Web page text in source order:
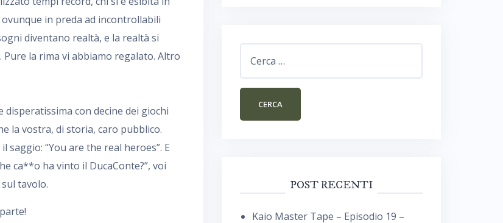
in preda ad incontrollabili
diventano realtà, e la realtà si
la rima vi abbiamo regalato. Altro
con decine dei giochi
la vostra, di storia, caro pubblico.
saggio: “You are the real heroes”. E
ca**o ha vinto il DucaConte?”, voi
tavolo.
POST RECENTI
Kaio Master Tape – Episodio 19 –